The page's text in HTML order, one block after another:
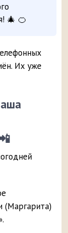
🎄 🍊
Их уже
(Маргарита)